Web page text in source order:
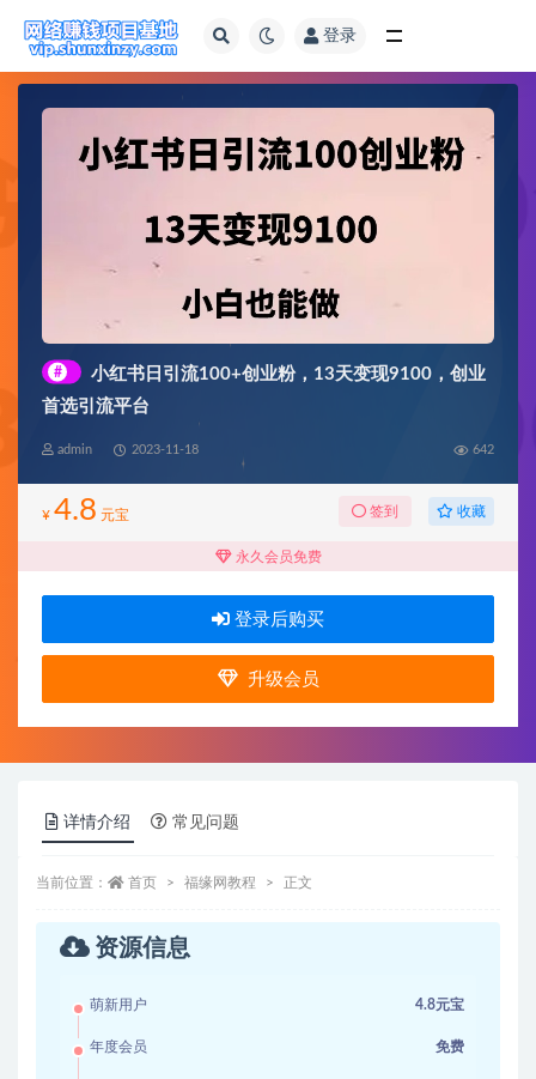
登录
#
小红书日引流100+创业粉，13天变现9100，创业
首选引流平台
admin 2023-11-18 642
¥ 4.8 元宝 签到 收藏
永久会员免费
登录后购买
升级会员
详情介绍 常见问题
当前位置： 首页 福缘网教程 正文
资源信息
萌新用户 4.8元宝
年度会员 免费